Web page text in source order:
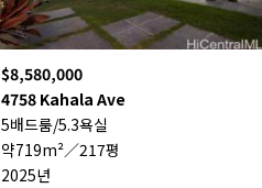
$8,580,000
4758 Kahala Ave
5배드룸/5.3욕실
약719m²／217평
2025년